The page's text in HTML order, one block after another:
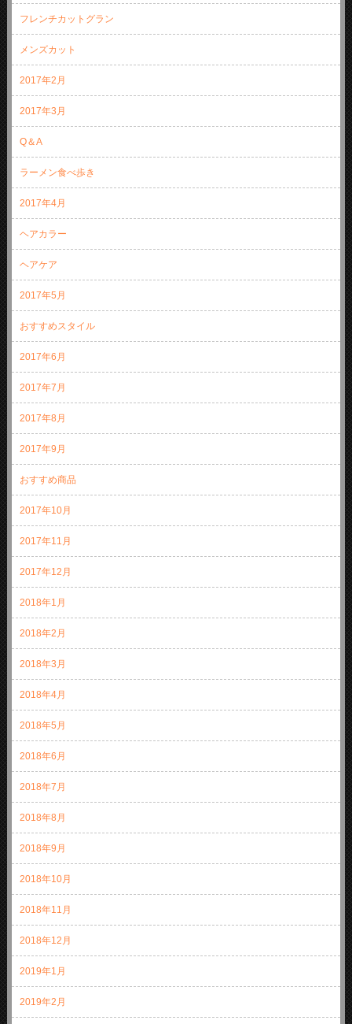
フレンチカットグラン
メンズカット
2017年2月
2017年3月
Q＆A
ラーメン食べ歩き
2017年4月
ヘアカラー
ヘアケア
2017年5月
おすすめスタイル
2017年6月
2017年7月
2017年8月
2017年9月
おすすめ商品
2017年10月
2017年11月
2017年12月
2018年1月
2018年2月
2018年3月
2018年4月
2018年5月
2018年6月
2018年7月
2018年8月
2018年9月
2018年10月
2018年11月
2018年12月
2019年1月
2019年2月